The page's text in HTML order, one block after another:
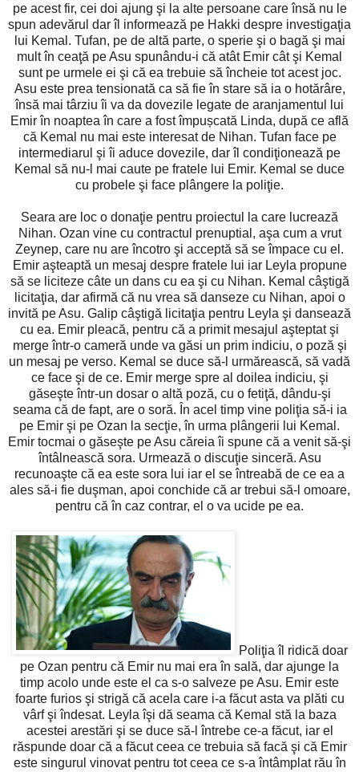
pe acest fir, cei doi ajung şi la alte persoane care însă nu le
spun adevărul dar îl informează pe Hakki despre investigaţia
lui Kemal. Tufan, pe de altă parte, o sperie şi o bagă şi mai
mult în ceaţă pe Asu spunându-i că atât Emir cât şi Kemal
sunt pe urmele ei şi că ea trebuie să încheie tot acest joc.
Asu este prea tensionată ca să fie în stare să ia o hotărâre,
însă mai târziu îi va da dovezile legate de aranjamentul lui
Emir în noaptea în care a fost împușcată Linda, după ce află
că Kemal nu mai este interesat de Nihan. Tufan face pe
intermediarul şi îi aduce dovezile, dar îl condiţionează pe
Kemal să nu-l mai caute pe fratele lui Emir. Kemal se duce
cu probele şi face plângere la poliţie.
Seara are loc o donaţie pentru proiectul la care lucrează
Nihan. Ozan vine cu contractul prenuptial, aşa cum a vrut
Zeynep, care nu are încotro şi acceptă să se împace cu el.
Emir aşteaptă un mesaj despre fratele lui iar Leyla propune
să se liciteze câte un dans cu ea şi cu Nihan. Kemal câştigă
licitaţia, dar afirmă că nu vrea să danseze cu Nihan, apoi o
invită pe Asu. Galip câştigă licitaţia pentru Leyla şi dansează
cu ea. Emir pleacă, pentru că a primit mesajul aşteptat şi
merge într-o cameră unde va găsi un prim indiciu, o poză şi
un mesaj pe verso. Kemal se duce să-l urmărească, să vadă
ce face şi de ce. Emir merge spre al doilea indiciu, şi
găseşte într-un dosar o altă poză, cu o fetiţă, dându-şi
seama că de fapt, are o soră. În acel timp vine poliţia să-i ia
pe Emir şi pe Ozan la secţie, în urma plângerii lui Kemal.
Emir tocmai o găseşte pe Asu căreia îi spune că a venit să-şi
întâlnească sora. Urmează o discuţie sinceră. Asu
recunoaşte că ea este sora lui iar el se întreabă de ce ea a
ales să-i fie duşman, apoi conchide că ar trebui să-l omoare,
pentru că în caz contrar, el o va ucide pe ea.
Poliţia îl ridică doar
pe Ozan pentru că Emir nu mai era în sală, dar ajunge la
timp acolo unde este el ca s-o salveze pe Asu. Emir este
foarte furios şi strigă că acela care i-a făcut asta va plăti cu
vârf şi îndesat. Leyla îşi dă seama că Kemal stă la baza
acestei arestări şi se duce să-l întrebe ce-a făcut, iar el
răspunde doar că a făcut ceea ce trebuia să facă şi că Emir
este singurul vinovat pentru tot ceea ce s-a întâmplat rău în